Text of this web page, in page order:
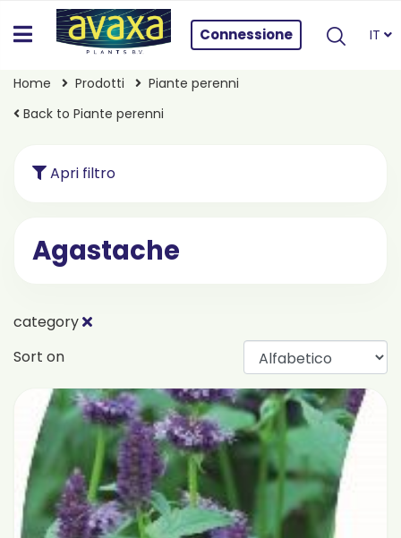
Connessione IT
Home Prodotti
Piante perenni
Back to Piante perenni
Apri filtro
Agastache
category
Sort on